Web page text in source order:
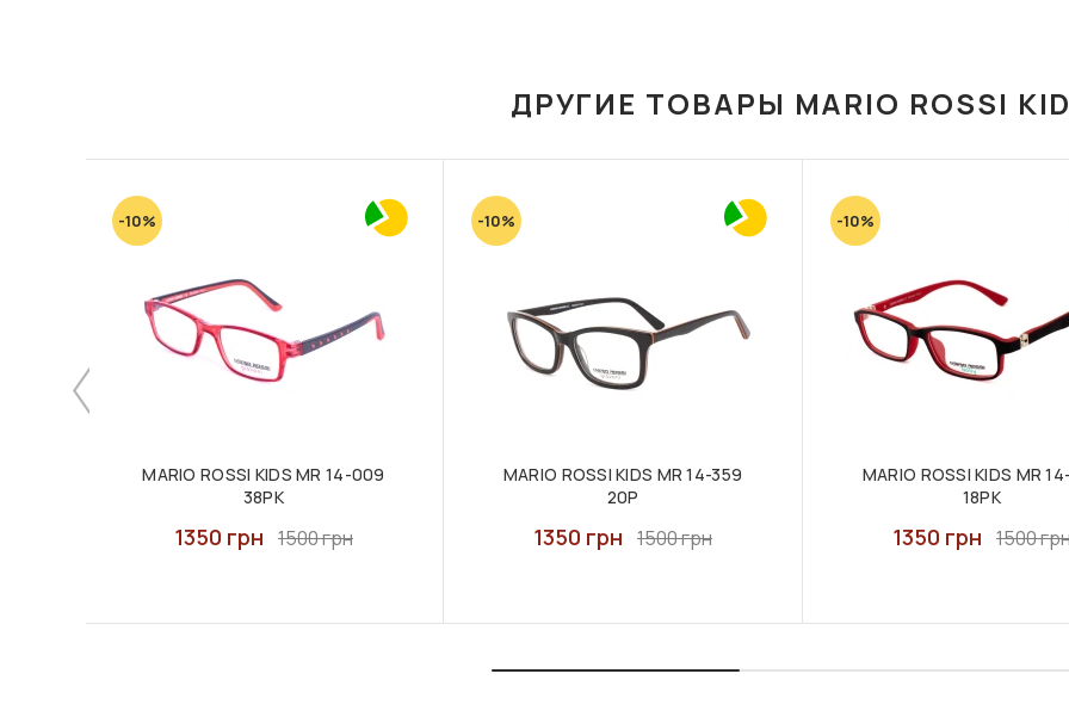
ДРУГИЕ ТОВАРЫ MARIO ROSSI
-10%
MARIO ROSSI KIDS MR 14-009
38PK
1350 грн 1500 грн
-10%
MARIO ROSSI KIDS MR 14-359
20P
1350 грн 1500 грн
-10%
MARIO ROSSI KIDS MR
18PK
1350 грн 1500